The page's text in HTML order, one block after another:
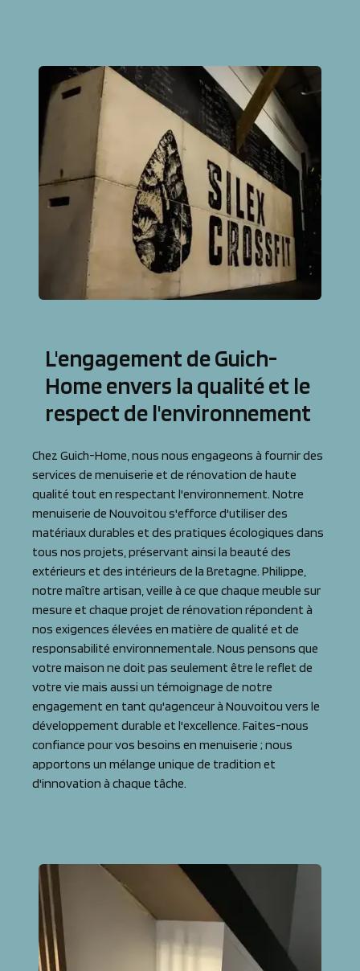
L'engagement de Guich-
Home envers la qualité et le
respect de l'environnement
Chez Guich-Home, nous nous engageons à fournir des
services de menuiserie et de rénovation de haute
qualité tout en respectant l'environnement. Notre
menuiserie de Nouvoitou s'efforce d'utiliser des
matériaux durables et des pratiques écologiques dans
tous nos projets, préservant ainsi la beauté des
extérieurs et des intérieurs de la Bretagne. Philippe,
notre maître artisan, veille à ce que chaque meuble sur
mesure et chaque projet de rénovation répondent à
nos exigences élevées en matière de qualité et de
responsabilité environnementale. Nous pensons que
votre maison ne doit pas seulement être le reflet de
votre vie mais aussi un témoignage de notre
engagement en tant qu'agenceur à Nouvoitou vers le
développement durable et l'excellence. Faites-nous
confiance pour vos besoins en menuiserie ; nous
apportons un mélange unique de tradition et
d'innovation à chaque tâche.